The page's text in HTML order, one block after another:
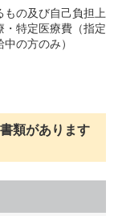
もの及び自己負担上
・特定医療費（指定
の方のみ）
類があります